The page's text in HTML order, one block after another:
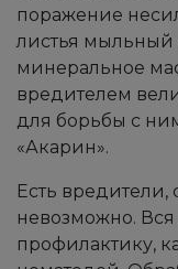
поражение
листья мыльный
минеральное
вредителем
для борьбы с
«Акарин».
Есть
невозможно.
профилактику,